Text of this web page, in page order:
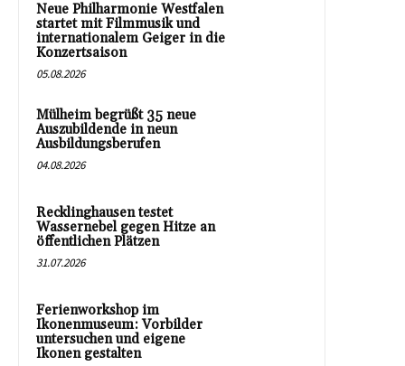
Neue Philharmonie Westfalen
startet mit Filmmusik und
internationalem Geiger in die
Konzertsaison
05.08.2026
Mülheim begrüßt 35 neue
Auszubildende in neun
Ausbildungsberufen
04.08.2026
Recklinghausen testet
Wassernebel gegen Hitze an
öffentlichen Plätzen
31.07.2026
Ferienworkshop im
Ikonenmuseum: Vorbilder
untersuchen und eigene
Ikonen gestalten